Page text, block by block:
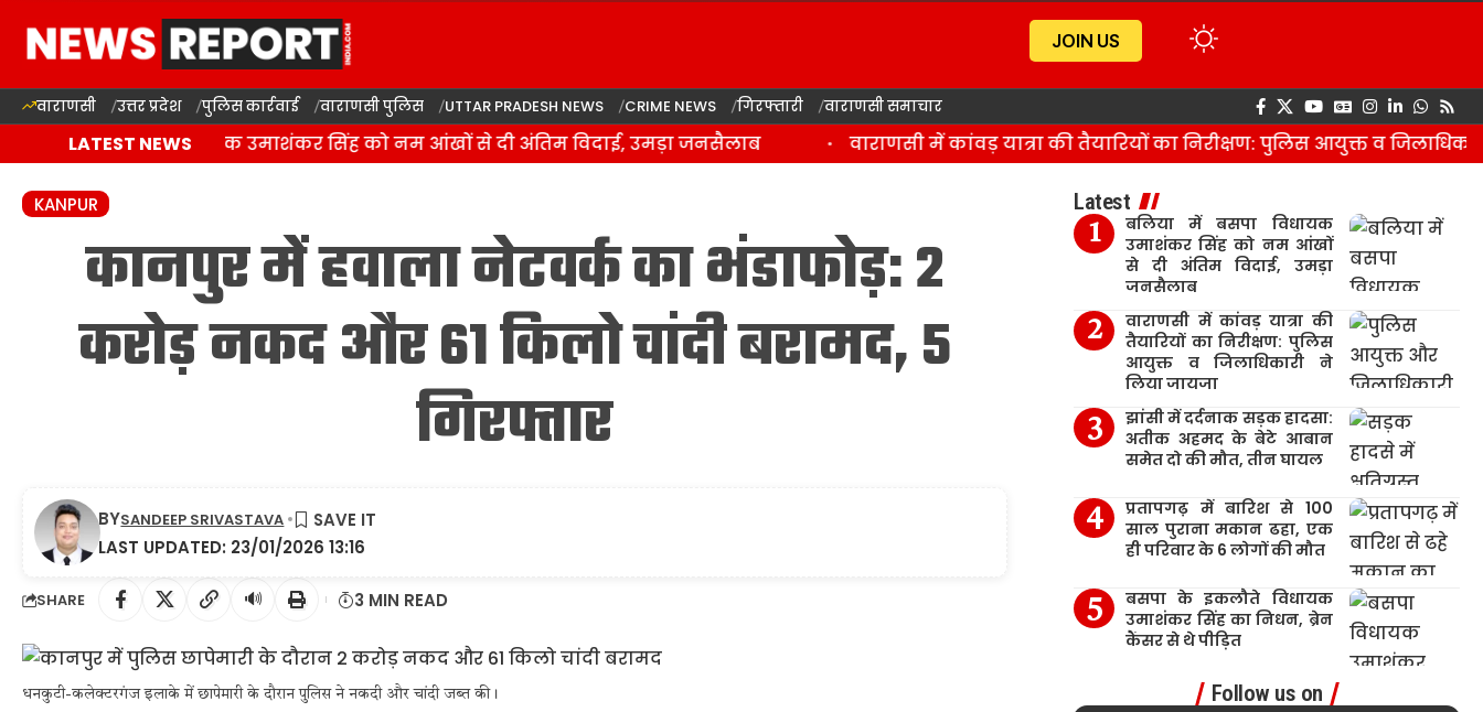
JOIN US
वाराणसी उत्तर प्रदेश पुलिस कार्रवाई वाराणसी पुलिस UTTAR PRADESH NEWS CRIME NEWS गिरफ्तारी वाराणसी समाचार
LATEST NEWS
बलिया में बसपा विधायक उमाशंकर सिंह को नम आंखों से दी अंतिम विदाई, उमड़ा जनसैलाब वाराणसी में कांवड़ यात्रा की तैयारियों का निरीक्षण: पुलिस आयुक्त व जिलाधिकारी
KANPUR
कानपुर में हवाला नेटवर्क का भंडाफोड़: 2
करोड़ नकद और 61 किलो चांदी बरामद, 5
गिरफ्तार
LAST UPDATED: 23/01/2026 13:16
BYSANDEEP SRIVASTAVA
SHARE 🔊 3 MIN READ
धनकुटी-कलेक्टरगंज इलाके में छापेमारी के दौरान पुलिस ने नकदी और चांदी जब्त की।
Latest
बलिया में बसपा विधायक
उमाशंकर सिंह को नम आंखों
से दी अंतिम विदाई, उमड़ा
जनसैलाब
वाराणसी में कांवड़ यात्रा की
तैयारियों का निरीक्षण: पुलिस
आयुक्त व जिलाधिकारी ने
लिया जायजा
झांसी में दर्दनाक सड़क हादसा:
अतीक अहमद के बेटे आबान
समेत दो की मौत, तीन घायल
प्रतापगढ़ में बारिश से 100
साल पुराना मकान ढहा, एक
ही परिवार के 6 लोगों की मौत
बसपा के इकलौते विधायक
उमाशंकर सिंह का निधन, ब्रेन
कैंसर से थे पीड़ित
Follow us on